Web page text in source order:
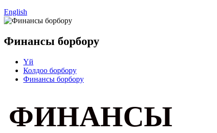
English
Финансы борбору
Үй
Колдоо борбору
Финансы борбору
ФИНАНСЫ